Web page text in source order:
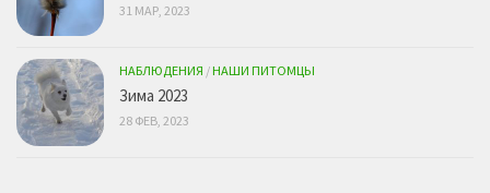
31 МАР, 2023
НАБЛЮДЕНИЯ /НАШИ ПИТОМЦЫ
Зима 2023
28 ФЕВ, 2023